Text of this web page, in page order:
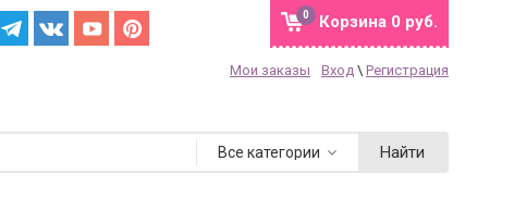
Корзина 0 руб.
0
Мои заказы Вход \ Регистрация
Все категории Найти